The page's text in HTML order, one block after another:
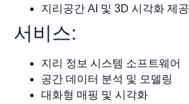
지리공간 AI 및 3D 시각화 제공
서비스:
지리 정보 시스템 소프트웨어
공간 데이터 분석 및 모델링
대화형 매핑 및 시각화